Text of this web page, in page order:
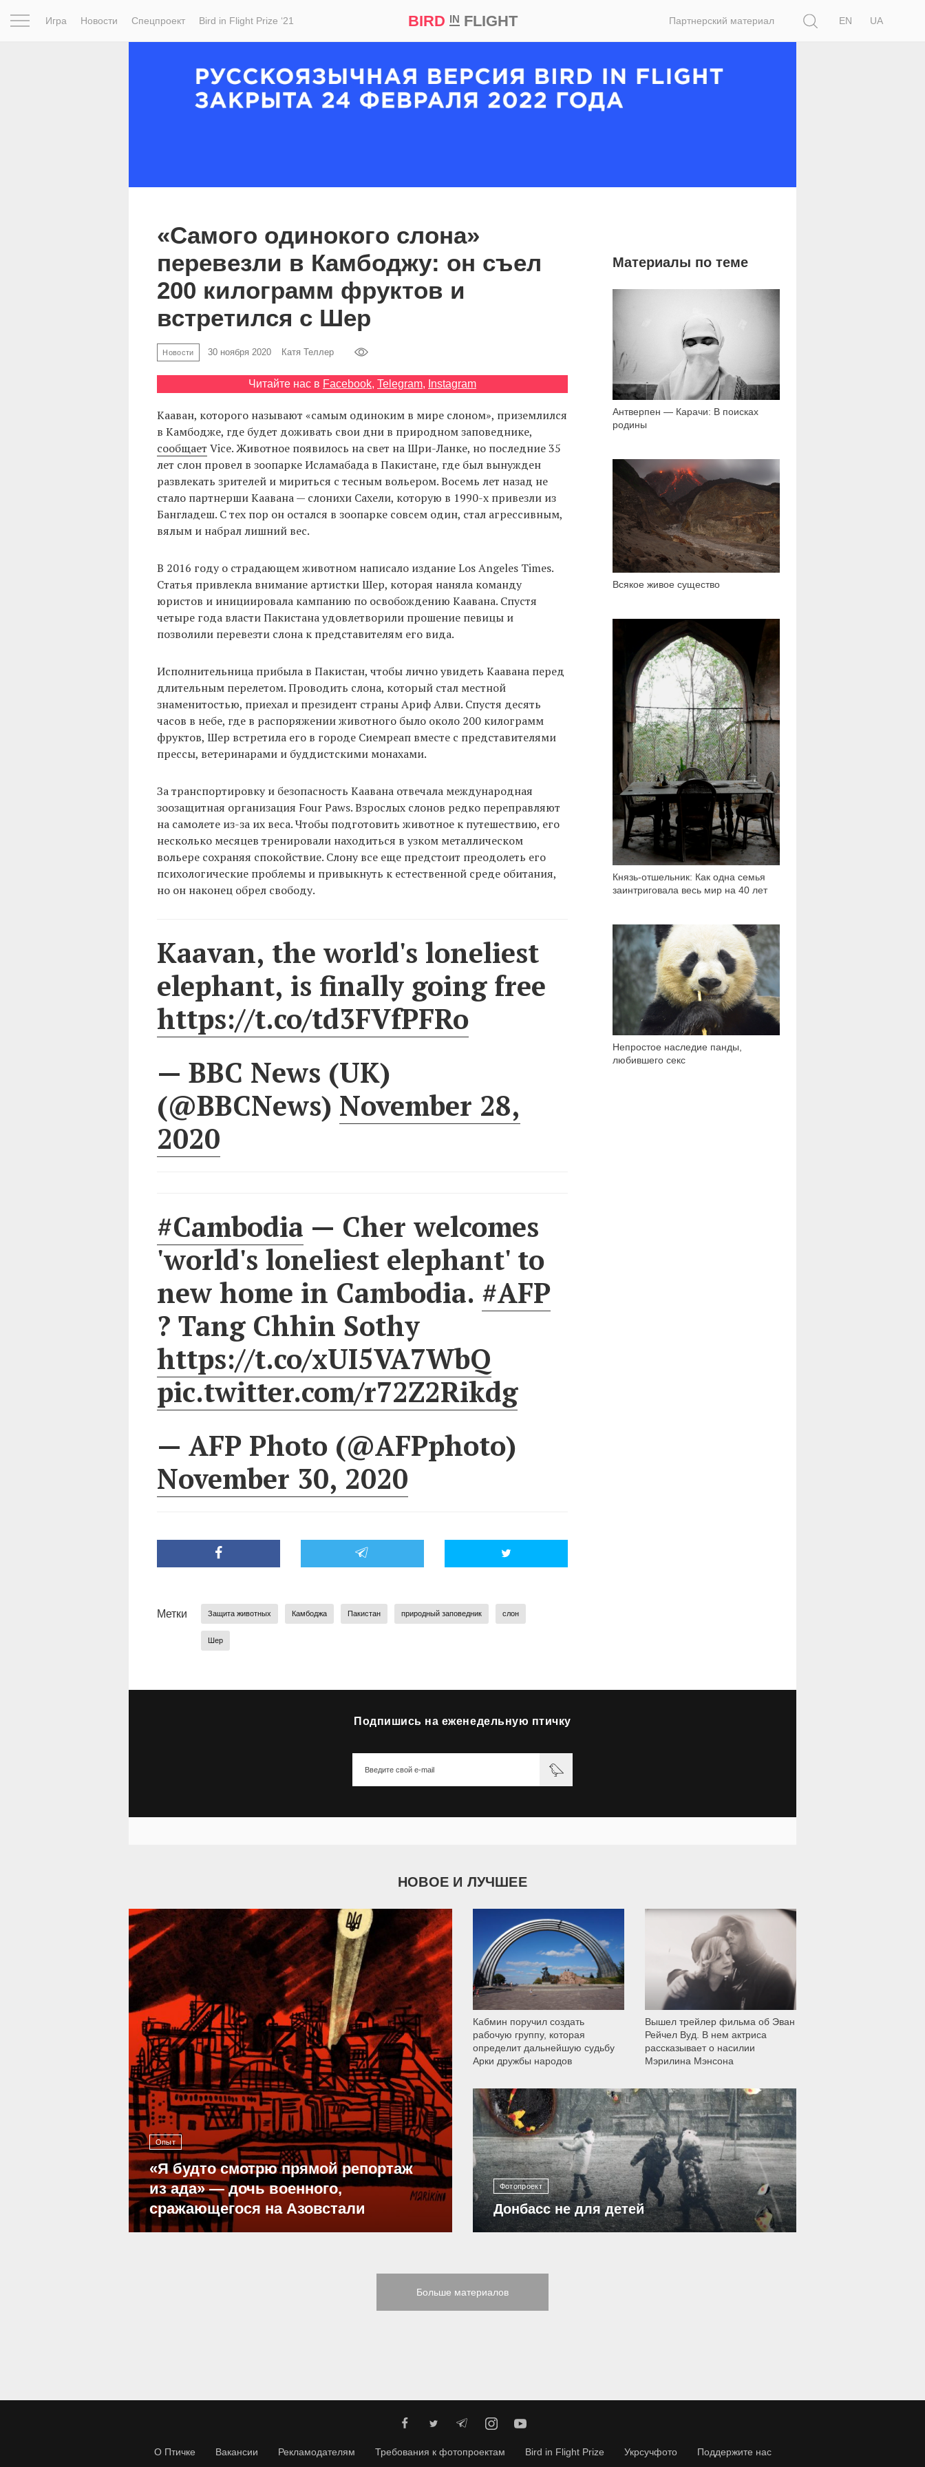
Игра Новости Спецпроект Bird in Flight Prize ‘21 BIRD INFLIGHT Партнерский материал
EN
UA
«Самого одинокого слона»
перевезли в Камбоджу: он съел
200 килограмм фруктов и
встретился с Шер
Новости 30 ноября 2020 Катя Теллер
Читайте нас в Facebook, Telegram, Instagram
Кааван, которого называют «самым одиноким в мире слоном», приземлился
в Камбодже, где будет доживать свои дни в природном заповеднике,
сообщает Vice. Животное появилось на свет на Шри-Ланке, но последние 35
лет слон провел в зоопарке Исламабада в Пакистане, где был вынужден
развлекать зрителей и мириться с тесным вольером. Восемь лет назад не
стало партнерши Каавана — слонихи Сахели, которую в 1990-х привезли из
Бангладеш. С тех пор он остался в зоопарке совсем один, стал агрессивным,
вялым и набрал лишний вес.
В 2016 году о страдающем животном написало издание Los Angeles Times.
Статья привлекла внимание артистки Шер, которая наняла команду
юристов и инициировала кампанию по освобождению Каавана. Спустя
четыре года власти Пакистана удовлетворили прошение певицы и
позволили перевезти слона к представителям его вида.
Исполнительница прибыла в Пакистан, чтобы лично увидеть Каавана перед
длительным перелетом. Проводить слона, который стал местной
знаменитостью, приехал и президент страны Ариф Алви. Спустя десять
часов в небе, где в распоряжении животного было около 200 килограмм
фруктов, Шер встретила его в городе Сиемреап вместе с представителями
прессы, ветеринарами и буддистскими монахами.
За транспортировку и безопасность Каавана отвечала международная
зоозащитная организация Four Paws. Взрослых слонов редко переправляют
на самолете из-за их веса. Чтобы подготовить животное к путешествию, его
несколько месяцев тренировали находиться в узком металлическом
вольере сохраняя спокойствие. Слону все еще предстоит преодолеть его
психологические проблемы и привыкнуть к естественной среде обитания,
но он наконец обрел свободу.
Kaavan, the world's loneliest
elephant, is finally going free
https://t.co/td3FVfPFRo
— BBC News (UK)
(@BBCNews) November 28,
2020
#Cambodia — Cher welcomes
'world's loneliest elephant' to
new home in Cambodia. #AFP
? Tang Chhin Sothy
https://t.co/xUI5VA7WbQ
pic.twitter.com/r72Z2Rikdg
— AFP Photo (@AFPphoto)
November 30, 2020
Метки Защита животных Камбоджа Пакистан природный заповедник слон
Шер
Материалы по теме
Антверпен — Карачи: В поисках
родины
Всякое живое существо
18 423
Князь-отшельник: Как одна семья
заинтриговала весь мир на 40 лет
14 791
Непростое наследие панды,
любившего секс
26 568
Подпишись на еженедельную птичку
НОВОЕ И ЛУЧШЕЕ
Опыт
«Я будто смотрю прямой репортаж
из ада» — дочь военного,
сражающегося на Азовстали
39 296
Кабмин поручил создать
рабочую группу, которая
определит дальнейшую судьбу
Арки дружбы народов
9 790
Вышел трейлер фильма об Эван
Рейчел Вуд. В нем актриса
рассказывает о насилии
Мэрилина Мэнсона
Фотопроект
Донбасс не для детей
12 307
Больше материалов
О Птичке Вакансии Рекламодателям Требования к фотопроектам Bird in Flight Prize Укрсучфото Поддержите нас